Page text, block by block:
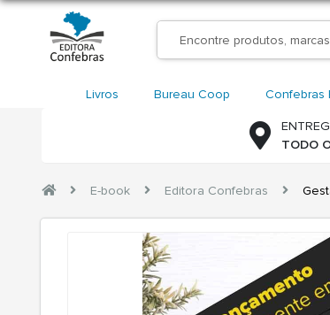
Livros Bureau Coop Confebras
TODO
E-book Editora Confebras